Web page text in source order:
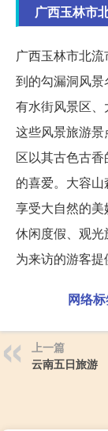
广西玉林市
广西玉林市北
到的勾漏洞风
有水街风景区、
这些风景旅游
区以其古色古
的喜爱。大容
享受大自然的
休闲度假、观光
为来访的游客提
网络标
上一篇
云南五日旅游